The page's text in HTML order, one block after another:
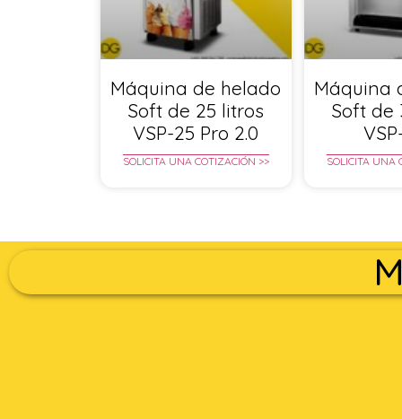
Máquina de helado
Soft de 25 litros
VSP-25 Pro 2.0
SOLICITA UNA COTIZACIÓN >>
Máquina
Soft de
SOLICITA UNA